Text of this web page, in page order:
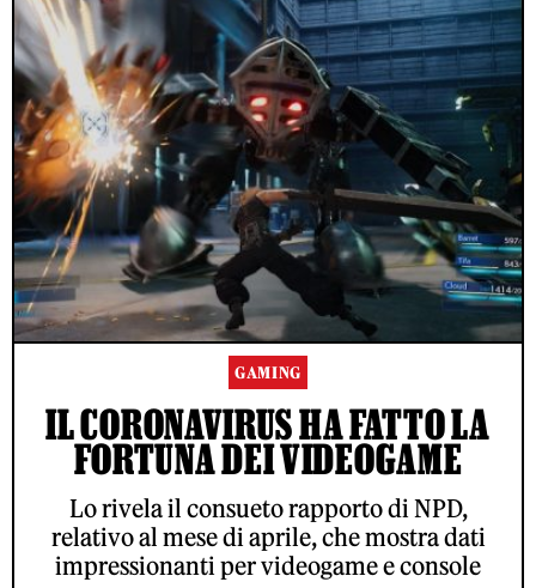
GAMING
IL CORONAVIRUS HA FATTO LA
FORTUNA DEI VIDEOGAME
Lo rivela il consueto rapporto di NPD,
relativo al mese di aprile, che mostra dati
impressionanti per videogame e console